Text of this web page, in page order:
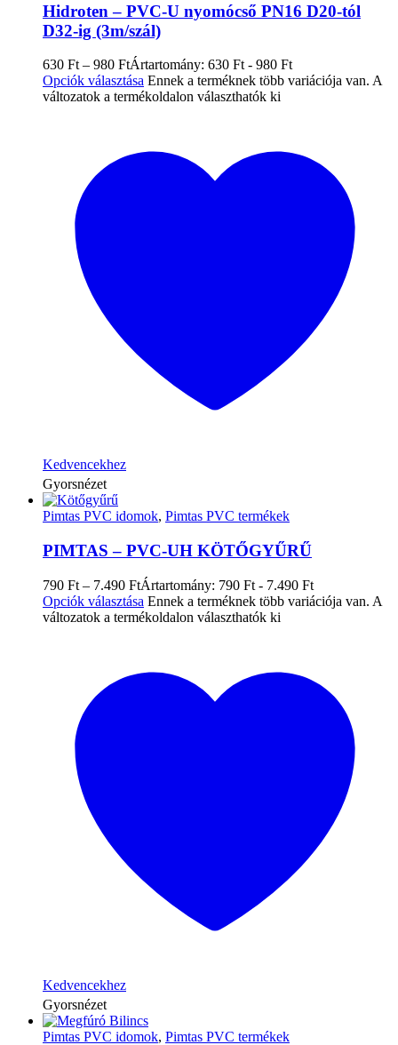
Hidroten – PVC-U nyomócső PN16 D20-tól
D32-ig (3m/szál)
630 Ft – 980 FtÁrtartomány: 630 Ft - 980 Ft
Opciók választása Ennek a terméknek több variációja van. A
változatok a termékoldalon választhatók ki
Kedvencekhez
Gyorsnézet
Pimtas PVC idomok, Pimtas PVC termékek
PIMTAS – PVC-UH KÖTŐGYŰRŰ
790 Ft – 7.490 FtÁrtartomány: 790 Ft - 7.490 Ft
Opciók választása Ennek a terméknek több variációja van. A
változatok a termékoldalon választhatók ki
Kedvencekhez
Gyorsnézet
Pimtas PVC idomok, Pimtas PVC termékek